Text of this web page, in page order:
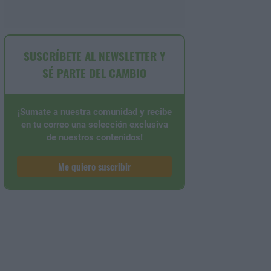
SUSCRÍBETE AL NEWSLETTER Y
SÉ PARTE DEL CAMBIO
¡Sumate a nuestra comunidad y recibe
en tu correo una selección exclusiva
de nuestros contenidos!
Me quiero suscribir